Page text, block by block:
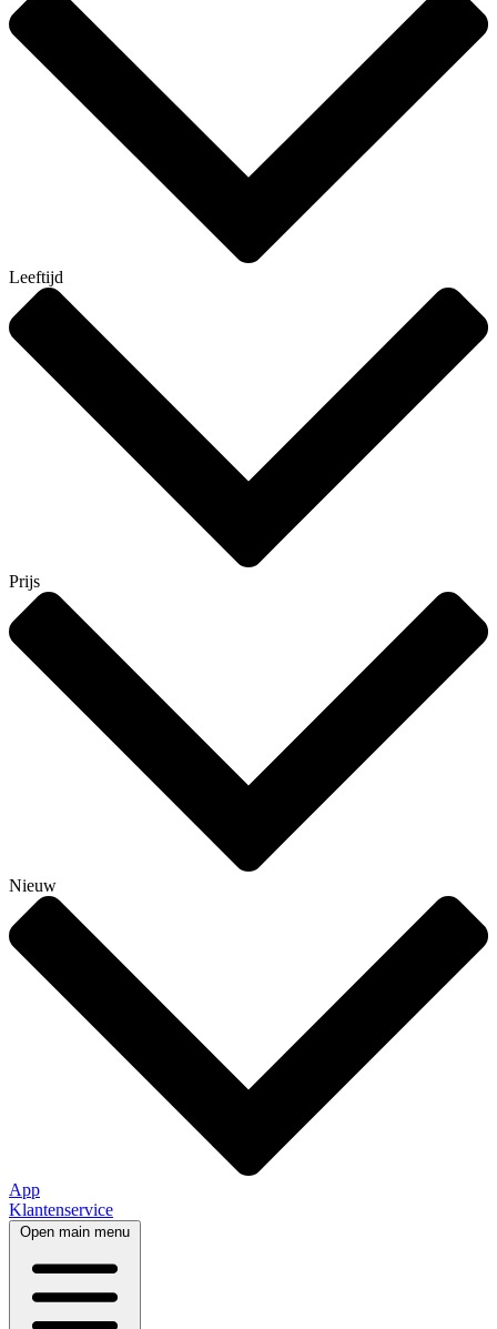
Leeftijd
Prijs
Nieuw
App
Klantenservice
Open main menu